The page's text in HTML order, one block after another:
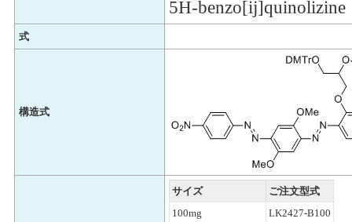
5H-benzo[ij]quinolizine
式
構造式
サイズ
ご注文型式
100mg
LK2427-B100